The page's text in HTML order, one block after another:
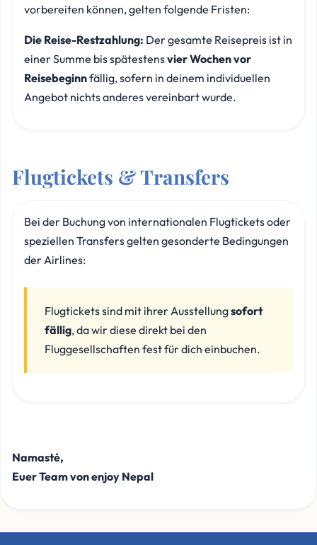
vorbereiten können, gelten folgende Fristen:
Die Reise-Restzahlung: Der gesamte Reisepreis ist in
einer Summe bis spätestensvier Wochen vor
Reisebeginnfällig, sofern in deinem individuellen
Angebot nichts anderes vereinbart wurde.
Flugtickets & Transfers
Bei der Buchung von internationalen Flugtickets oder
speziellen Transfers gelten gesonderte Bedingungen
der Airlines:
Flugtickets sind mit ihrer Ausstellungsofort
fällig, da wir diese direkt bei den
Fluggesellschaften fest für dich einbuchen.
Namasté,
Euer Team von enjoy Nepal